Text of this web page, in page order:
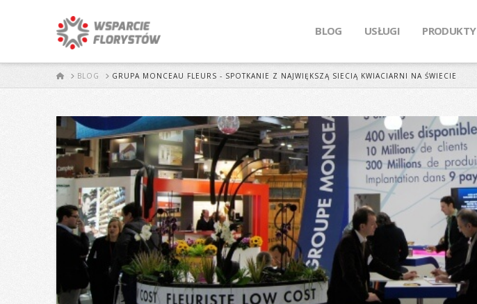
BLOG USŁUGI PRODUKTY
STARTBLOG GRUPA MONCEAU FLEURS - SPOTKANIE Z NAJWIĘKSZĄ SIECIĄ KWIACIARNI NA ŚWIECIE